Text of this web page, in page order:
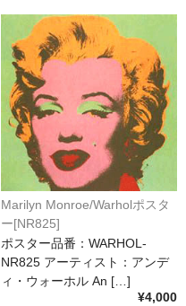
Marilyn Monroe/Warholポスタ
ー[NR825]
ポスター品番：WARHOL-
NR825 アーティスト：アンデ
ィ・ウォーホル An […]
¥4,000